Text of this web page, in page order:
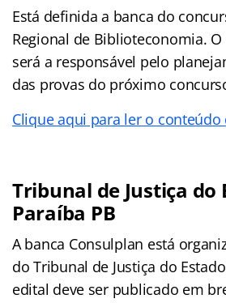
Está definida a banca do
Regional de Biblioteconomia.
será a responsável pelo
das provas do próximo
Clique aqui para ler o
Tribunal de Justiça do
Paraíba PB
A banca Consulplan está
do Tribunal de Justiça do
edital deve ser publicado em